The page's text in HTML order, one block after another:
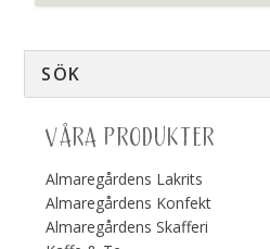
VÅRA PRODUKTER
Almaregårdens Lakrits
Almaregårdens Konfekt
Almaregårdens Skafferi